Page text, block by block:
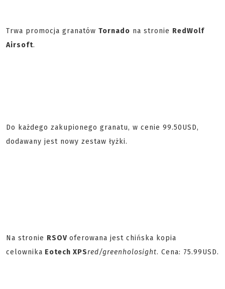
Trwa promocja granatów Tornado na stronie RedWolf
Airsoft.
Do każdego zakupionego granatu, w cenie 99.50USD,
dodawany jest nowy zestaw łyżki.
Na stronie RSOV oferowana jest chińska kopia
celownika Eotech XPSred/greenholosight. Cena: 75.99USD.